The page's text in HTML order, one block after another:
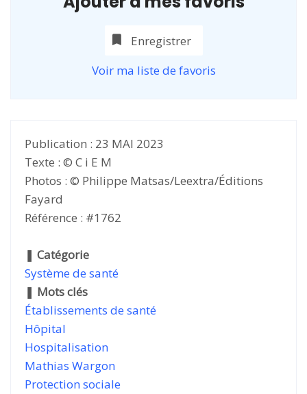
Enregistrer
Voir ma liste de favoris
Publication : 23 MAI 2023
Texte : © C i E M
Photos : © Philippe Matsas/Leextra/Éditions
Fayard
Référence : #1762
❚ Catégorie
Système de santé
❚ Mots clés
Établissements de santé
Hôpital
Hospitalisation
Mathias Wargon
Protection sociale